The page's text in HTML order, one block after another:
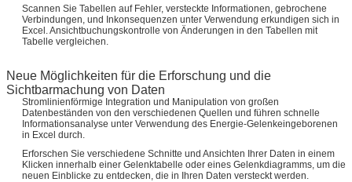
Scannen Sie Tabellen auf Fehler, versteckte Informationen, gebrochene
Verbindungen, und Inkonsequenzen unter Verwendung erkundigen sich in
Excel. Ansichtbuchungskontrolle von Änderungen in den Tabellen mit
Tabelle vergleichen.
Neue Möglichkeiten für die Erforschung und die
Sichtbarmachung von Daten
Stromlinienförmige Integration und Manipulation von großen
Datenbeständen von den verschiedenen Quellen und führen schnelle
Informationsanalyse unter Verwendung des Energie-Gelenkeingeborenen
in Excel durch.
Erforschen Sie verschiedene Schnitte und Ansichten Ihrer Daten in einem
Klicken innerhalb einer Gelenktabelle oder eines Gelenkdiagramms, um die
neuen Einblicke zu entdecken, die in Ihren Daten versteckt werden.